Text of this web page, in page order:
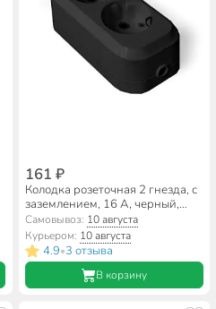
161 ₽
Колодка розеточная 2 гнезда, с
заземлением, 16 А, черный,
UNIVersal, 1303
Самовывоз: 10 августа
Курьером: 10 августа
4.9•3 отзыва
В корзину